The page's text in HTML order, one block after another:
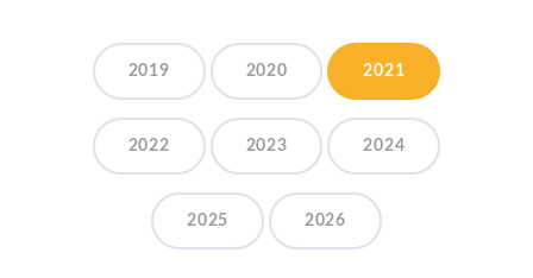
2019 2020 2021
2022 2023 2024
2025 2026